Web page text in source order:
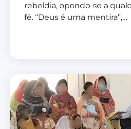
rebeldia, opondo-se a
fé. “Deus é uma mentira”,…